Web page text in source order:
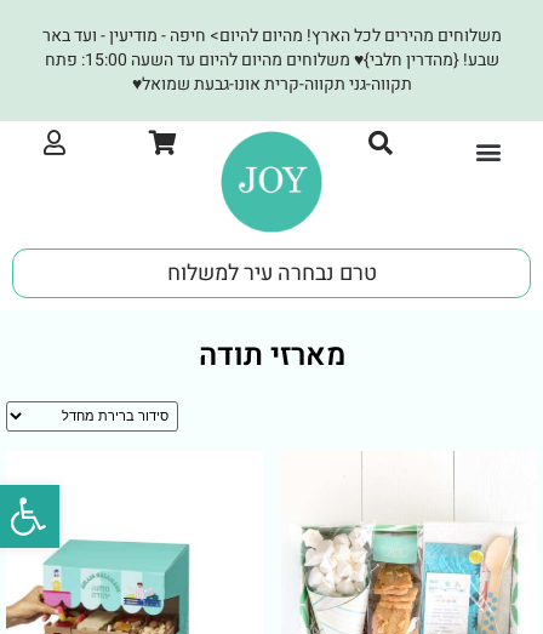
פתח
משלוחים מהירים לכל הארץ! מהיום להיום> חיפה - מודיעין - ועד באר
שבע! {מהדרין חלבי}♥ משלוחים מהיום להיום עד השעה 15:00: פתח
תקווה-גני תקווה-קרית אונו-גבעת שמואל♥
טרם נבחרה עיר למשלוח
מארזי תודה